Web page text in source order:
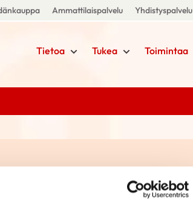
Ammattilaispalvelu Yhdistyspalvelu
Tietoa Tukea Toimintaa